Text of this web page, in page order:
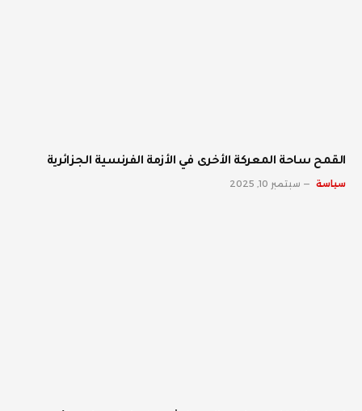
القمح ساحة المعركة الأخرى في الأزمة الفرنسية الجزائرية
سياسة سبتمبر 10, 2025